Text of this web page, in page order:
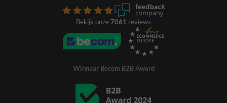
Bekijk onze 7061 reviews
Winnaar Becom B2B Award